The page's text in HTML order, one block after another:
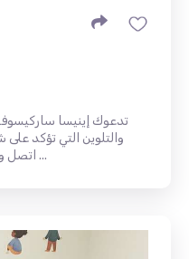
تدعوك إينيسا
والتلوين التي تؤكد
اتصل وحدد موعدًا، ولا تتردد في مشاركة ...